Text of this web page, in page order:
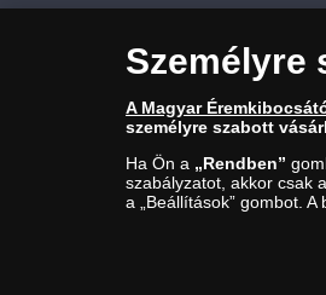
Magyar Éremkibocsátó Kft.
Budapest, Bláthy Ottó utca 3-
Személyre
A Magyar
személyre szabott
Ha Ön a „Rendben”
szabályzatot, akkor csak
a „Beállítások” gombot.